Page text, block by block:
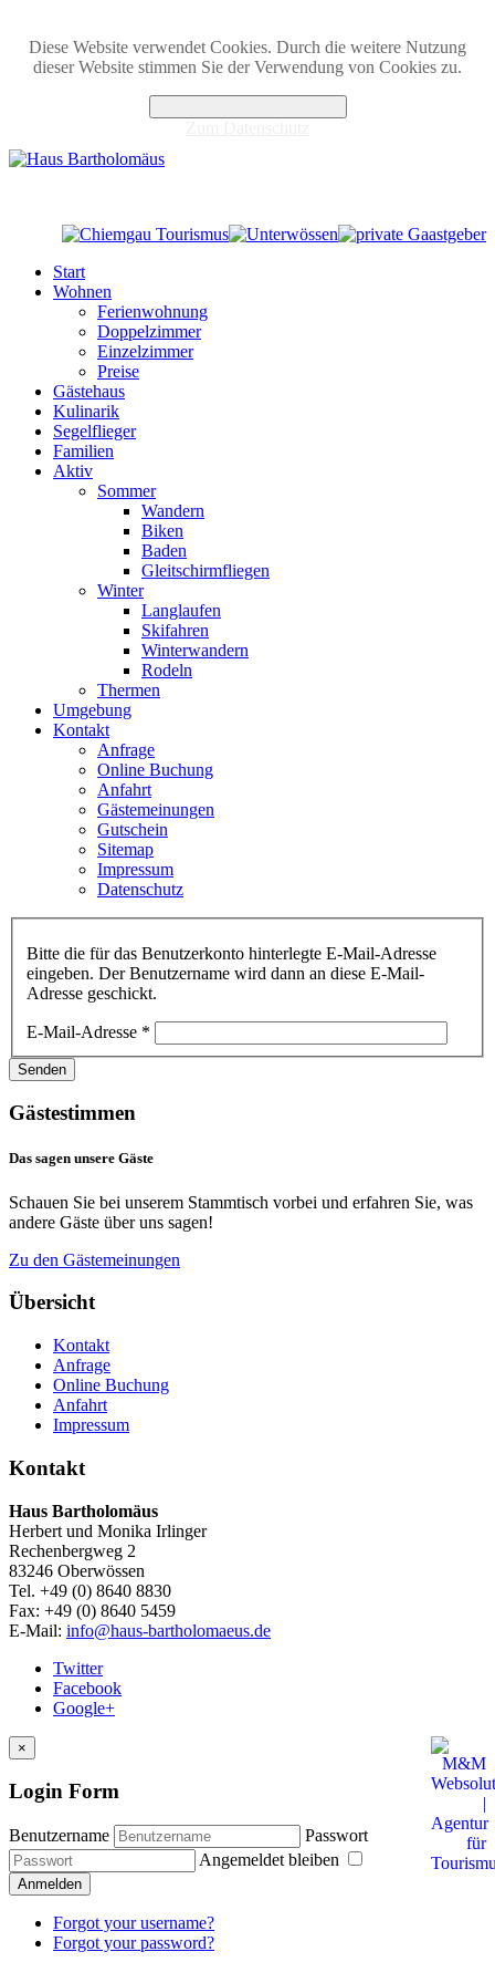
Diese Website verwendet Cookies. Durch die weitere Nutzung
dieser Website stimmen Sie der Verwendung von Cookies zu.
Start
Wohnen
Ferienwohnung
Doppelzimmer
Einzelzimmer
Preise
Gästehaus
Kulinarik
Segelflieger
Familien
Aktiv
Sommer
Wandern
Biken
Baden
Gleitschirmfliegen
Winter
Langlaufen
Skifahren
Winterwandern
Rodeln
Thermen
Umgebung
Kontakt
Anfrage
Online Buchung
Anfahrt
Gästemeinungen
Gutschein
Sitemap
Impressum
Datenschutz
Bitte die für das Benutzerkonto hinterlegte E-Mail-Adresse
eingeben. Der Benutzername wird dann an diese E-Mail-
Adresse geschickt.
E-Mail-Adresse *
Senden
Gästestimmen
Das sagen unsere Gäste
Schauen Sie bei unserem Stammtisch vorbei und erfahren Sie, was
andere Gäste über uns sagen!
Zu den Gästemeinungen
Übersicht
Kontakt
Anfrage
Online Buchung
Anfahrt
Impressum
Kontakt
Haus Bartholomäus
Herbert und Monika Irlinger
Rechenbergweg 2
83246 Oberwössen
Tel. +49 (0) 8640 8830
Fax: +49 (0) 8640 5459
E-Mail: info@haus-bartholomaeus.de
Twitter
Facebook
Google+
×
Login Form
Benutzername
Passwort
Angemeldet bleiben
Anmelden
Forgot your username?
Forgot your password?